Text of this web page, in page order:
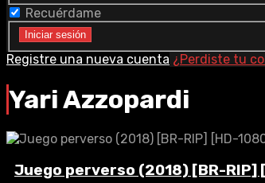
Recuérdame
Registre una nueva cuenta ¿Perdiste tu
Yari Azzopardi
Juego perverso (2018) [BR-RIP]